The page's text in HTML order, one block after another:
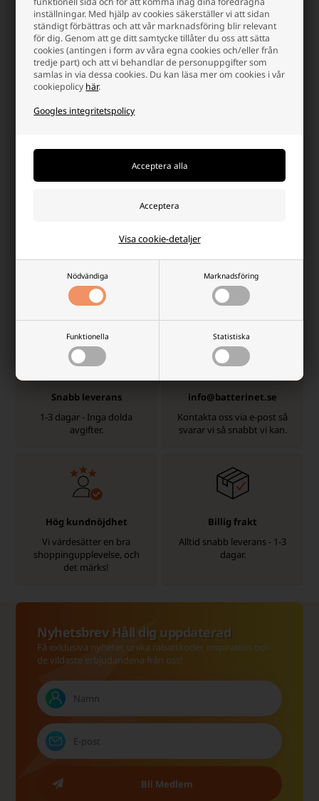
inställningar. Med hjälp av cookies säkerställer vi att sidan
ständigt förbättras och att vår marknadsföring blir relevant
för dig. Genom att ge ditt samtycke tillåter du oss att sätta
cookies (antingen i form av våra egna cookies och/eller från
tredje part) och att vi behandlar de personuppgifter som
samlas in via dessa cookies. Du kan läsa mer om cookies i vår
cookiepolicy här.
Googles integritetspolicy
Nödvändiga Marknadsföring
Funktionella Statistiska
Visa cookie-detaljer
Victron GEL Deep Cycle batterier
Victron GEL-batterier är idealiska för marin- och
husbilsapplikationer där pålitlig prestanda och lång livslängd är
viktiga faktorer. Dessa batterier är designade och tillverkade av
Victron med syftet att ge längsta möjliga livslängd och högsta
har en förväntad livslängd på upp till 12 år.
CE-godkända och brandsäkra. Detta gör dem säkra att använda i
många djupa urladdningar och är inte beroende av konstant
har en lägre effektiv kapacitet vid hög urladdning på grund av sin
Varför handla på batterinet?
Det finns många goda skäl, men här är några
Snabb leverans
1-3 dagar - Inga dolda
avgifter.
info@batterinet.se
Kontakta oss via e-post så
svarar vi så snabbt vi kan.
Hög kundnöjdhet
Vi värdesätter en bra
shoppingupplevelse, och
det märks!
Billig frakt
Alltid snabb leverans - 1-3
dagar.
Nyhetsbrev Håll dig uppdaterad
Få exklusiva nyheter, unika rabattkoder, inspiration och
de vildaste erbjudandena från oss!